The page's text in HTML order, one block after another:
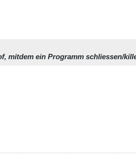
mitdem ein Programm schliessen/